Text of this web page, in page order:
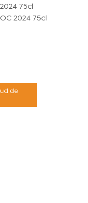
75cl
2024 75cl
de